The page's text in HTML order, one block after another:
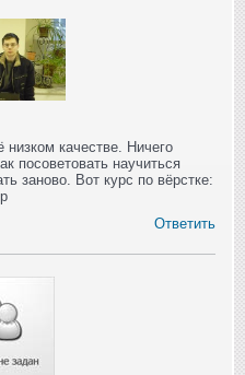
низком качестве. Ничего
посоветовать научиться
заново. Вот курс по вёрстке:
Ответить